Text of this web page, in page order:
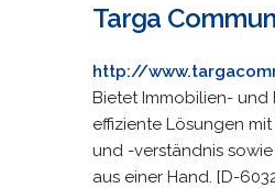
Targa
http://
Bietet Immobilien- und
effiziente Lösungen
und -verständnis
aus einer Hand. [D-